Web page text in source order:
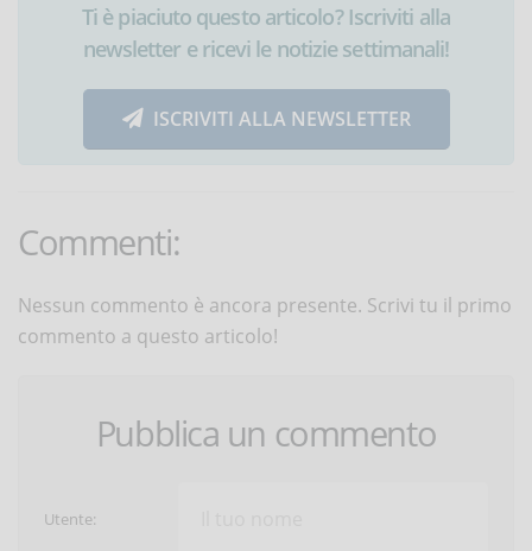
Ti è piaciuto questo articolo? Iscriviti alla
newsletter e ricevi le notizie settimanali!
ISCRIVITI ALLA NEWSLETTER
Commenti:
Nessun commento è ancora presente. Scrivi tu il primo
commento a questo articolo!
Pubblica un commento
Utente: